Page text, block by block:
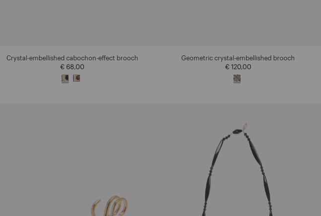
Crystal-embellished cabochon-effect brooch
€ 68,00
Geometric crystal-embellished brooch
€ 120,00